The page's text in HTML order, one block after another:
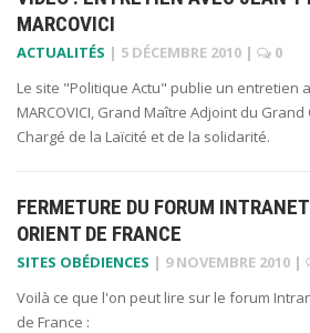
MARCOVICI
ACTUALITÉS | 5 DÉCEMBRE 2010 |
0
Le site "Politique Actu" publie un entretien
MARCOVICI, Grand Maître Adjoint du
Chargé de la Laïcité et de la solidarité.
FERMETURE DU FORUM
ORIENT DE FRANCE
SITES OBÉDIENCES | 9 NOVEMBRE 2010 |
Voilà ce que l'on peut lire sur le forum
de France :